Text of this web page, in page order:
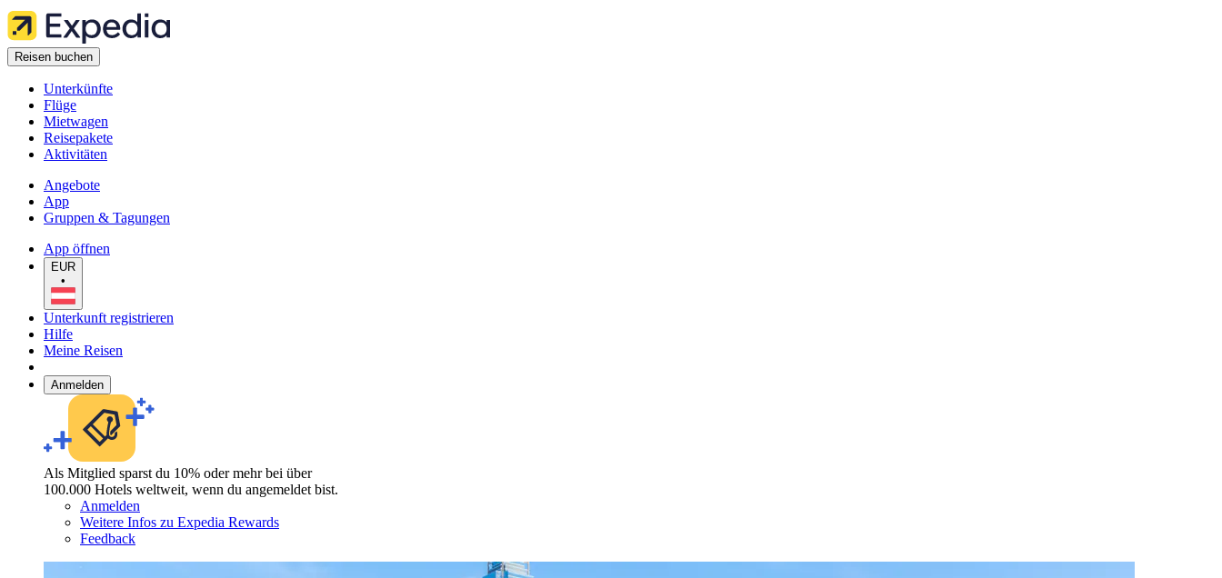
Reisen buchen
Unterkünfte
Flüge
Mietwagen
Reisepakete
Aktivitäten
Angebote
App
Gruppen & Tagungen
App öffnen
EUR
•
Unterkunft registrieren
Hilfe
Meine Reisen
Anmelden
Als Mitglied sparst du 10% oder mehr bei über
100.000 Hotels weltweit, wenn du angemeldet bist.
Anmelden
Weitere Infos zu Expedia Rewards
Feedback